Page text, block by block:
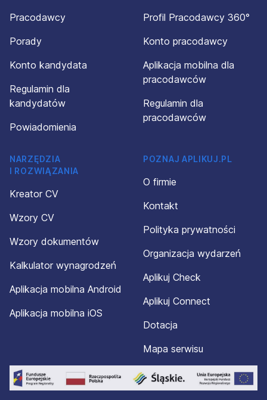
Pracodawcy
Porady
Konto kandydata
Regulamin dla
kandydatów
Powiadomienia
Profil Pracodawcy 360°
Konto pracodawcy
Aplikacja mobilna dla
pracodawców
Regulamin dla
pracodawców
NARZĘDZIA
I ROZWIĄZANIA
Kreator CV
Wzory CV
Wzory dokumentów
Kalkulator wynagrodzeń
Aplikacja mobilna Android
Aplikacja mobilna iOS
POZNAJ APLIKUJ.PL
O firmie
Kontakt
Polityka prywatności
Organizacja wydarzeń
Aplikuj Check
Aplikuj Connect
Dotacja
Mapa serwisu